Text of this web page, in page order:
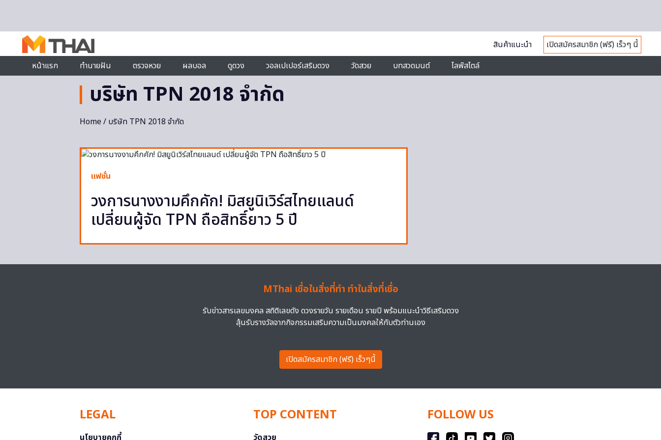
สินค้าแนะนำ
เปิดสมัครสมาชิก (ฟรี) เร็วๆ นี้
หน้าแรก
ทำนายฝัน ตรวจหวย ผลบอล ดูดวง วอลเปเปอร์เสริมดวง วัดสวย บทสวดมนต์ ไลฟ์สไตล์
บริษัท TPN 2018 จำกัด
Home/ บริษัท TPN 2018 จำกัด
แฟชั่น
วงการนางงามคึกคัก! มิสยูนิเวิร์สไทยแลนด์
เปลี่ยนผู้จัด TPN ถือสิทธิ์ยาว 5 ปี
MThai เชื่อในสิ่งที่ทำ ทำในสิ่งที่เชื่อ
รับข่าวสารเลขมงคล สถิติเลขดัง ดวงรายวัน รายเดือน รายปี พร้อมแนะนำวิธีเสริมดวง
ลุ้นรับรางวัลจากกิจกรรมเสริมความเป็นมงคลให้กับตัวท่านเอง
เปิดสมัครสมาชิก (ฟรี) เร็วๆนี้
LEGAL
นโยบายคุกกี้
TOP CONTENT
วัดสวย
FOLLOW US